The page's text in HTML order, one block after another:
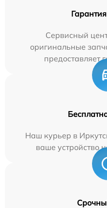
Сервисный
оригинальные
предоставляет
Наш курьер в
ваше устройство